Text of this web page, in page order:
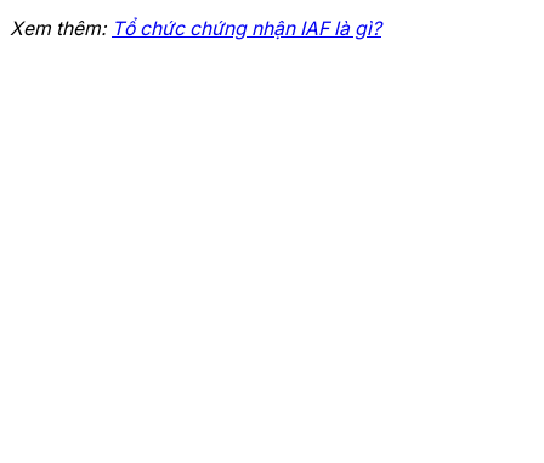
Xem thêm: Tổ chức chứng nhận IAF là gì?